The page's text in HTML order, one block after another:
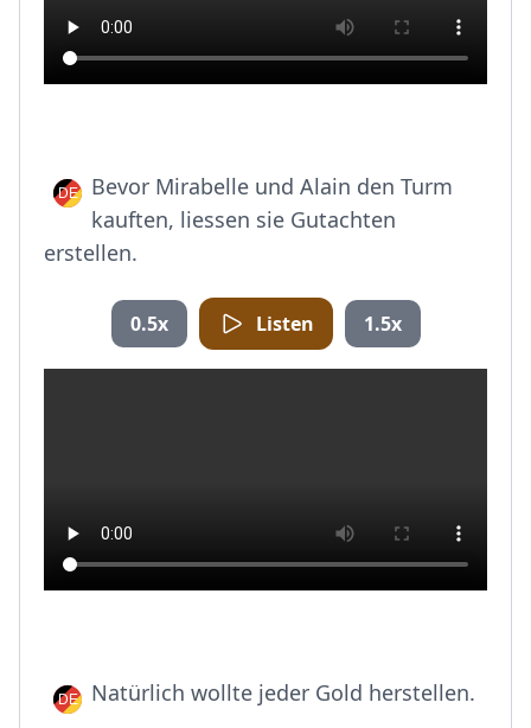
Bevor Mirabelle und Alain den Turm
kauften, liessen sie Gutachten
erstellen.
0.5x Listen 1.5x
Natürlich wollte jeder Gold herstellen.